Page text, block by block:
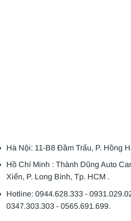
Hà Nội: 11-B8 Đầm Trấu, P. Hồng
Hồ Chí Minh : Thành Dũng Auto
Xiển, P. Long Bình, Tp. HCM .
Hotline: 0944.628.333 -
0347.303.303 - 0565.691.699.